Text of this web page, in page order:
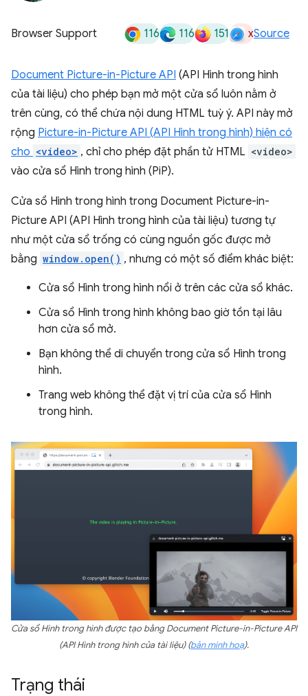
Browser Support 116 116 151 xSource
Document Picture-in-Picture API (API Hình trong hình
của tài liệu) cho phép bạn mở một cửa sổ luôn nằm ở
trên cùng, có thể chứa nội dung HTML tuỳ ý. API này mở
rộng Picture-in-Picture API (API Hình trong hình) hiện có
cho <video> , chỉ cho phép đặt phần tử HTML <video>
vào cửa sổ Hình trong hình (PiP).
Cửa sổ Hình trong hình trong Document Picture-in-
Picture API (API Hình trong hình của tài liệu) tương tự
như một cửa sổ trống có cùng nguồn gốc được mở
bằng window.open() , nhưng có một số điểm khác biệt:
Cửa sổ Hình trong hình nổi ở trên các cửa sổ khác.
Cửa sổ Hình trong hình không bao giờ tồn tại lâu
hơn cửa sổ mở.
Bạn không thể di chuyển trong cửa sổ Hình trong
hình.
Trang web không thể đặt vị trí của cửa sổ Hình
trong hình.
Cửa sổ Hình trong hình được tạo bằng Document Picture-in-Picture API
(API Hình trong hình của tài liệu) (bản minh hoạ).
Trạng thái